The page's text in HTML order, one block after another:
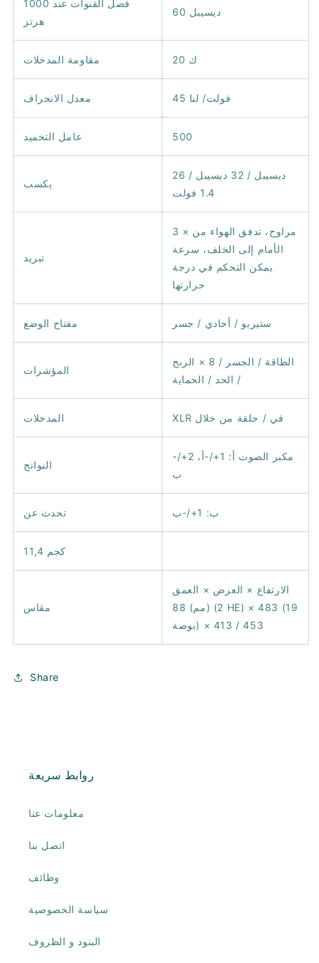
فصل القنوات عند 1000
هرتز
60 ديسيبل
مقاومة المدخلات 20 ك
معدل الانحراف 45 فولت/ لنا
عامل التخميد 500
يكسب
26 ديسيبل / 32 ديسيبل /
1.4 فولت
تبريد
3 × مراوح، تدفق الهواء من
الأمام إلى الخلف، سرعة
يمكن التحكم في درجة
حرارتها
مفتاح الوضع ستيريو / أحادي / جسر
المؤشرات
الطاقة / الجسر / 8 × الربح
/ الحد / الحماية
المدخلات XLR في / حلقة من خلال
النواتج
مكبر الصوت أ: 1+/-أ، 2+/-
ب
تحدث عن ب: 1+/-ب
11,4 كجم
مقاس
الارتفاع × العرض × العمق
(مم) 88 (2 HE) × 483 (19
بوصة) × 453 / 413
Share
روابط سريعة
معلومات عنا
اتصل بنا
وظائف
سياسة الخصوصية
البنود و الظروف